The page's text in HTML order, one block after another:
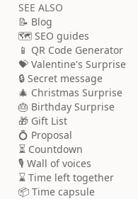
SEE ALSO
📝 Blog
🗺️ SEO guides
📱 QR Code Generator
💝 Valentine's Surprise
🔒 Secret message
🎄 Christmas Surprise
🎂 Birthday Surprise
🎁 Gift List
💍 Proposal
⏳ Countdown
🎙️ Wall of voices
⌛ Time left together
📦 Time capsule